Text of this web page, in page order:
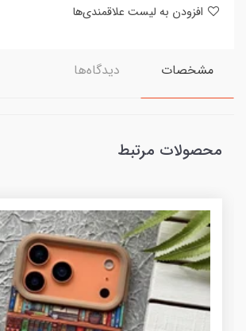
مشخصات دیدگاه‌ها
محصولات مرتبط